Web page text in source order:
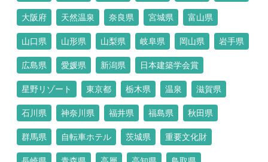
大阪府 天然温泉 奈良県 宮城県 富山県
山口県 山形県 山梨県 岐阜県 岡山県 岩手県
広島県 愛媛県 新潟県 日本建築学会賞
星野リゾート 東京都 栃木県 温泉 滋賀県
石川県 神奈川県 福井県 福島県 秋田県
群馬県 自転車ホテル 茨城県 重要文化財